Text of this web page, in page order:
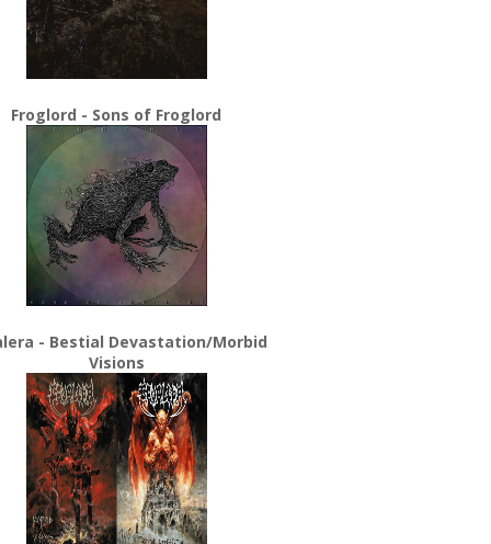
Froglord - Sons of Froglord
- Bestial Devastation/Morbid
Visions